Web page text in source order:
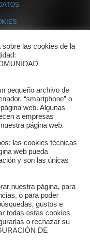
sobre las cookies de la
pequeño archivo de
“smartphone” o
web. Algunas
a empresas
página web.
las cookies técnicas
web pueda
y son las únicas
nuestra página, para
o para poder
gustos e
todas estas cookies
o rechazar su
DE